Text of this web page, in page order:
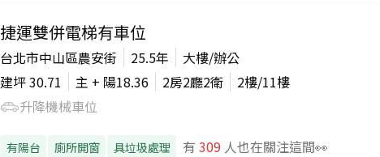
捷運雙併電梯有車位
台北市中山區農安街 25.5年
大樓/辦公
建坪30.71 主 + 陽18.36 2房2廳2衛 2樓/11樓
升降機械車位
有陽台 廁所開窗 具垃圾處理 有 309 人也在關注這間👀